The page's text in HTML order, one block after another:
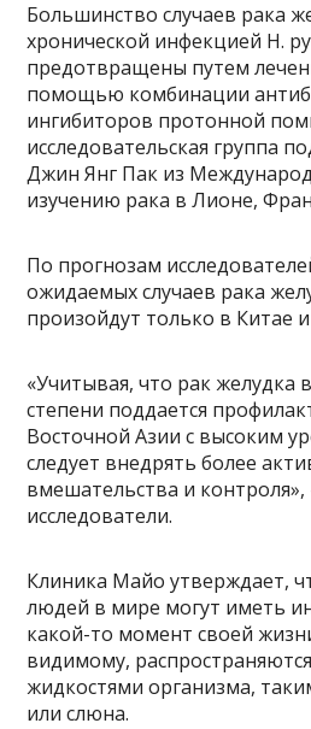
Большинство случаев рака
хронической инфекцией H.
предотвращены путем
помощью комбинации
ингибиторов протонной
исследовательская группа
Джин Янг Пак из
изучению рака в Лионе,
По прогнозам
ожидаемых случаев рака
произойдут только в Китае
«Учитывая, что рак желудка
степени поддается
Восточной Азии с высоким
следует внедрять более
вмешательства и
исследователи.
Клиника Майо утверждает,
людей в мире могут иметь
какой-то момент своей
видимому,
жидкостями организма,
или слюна.